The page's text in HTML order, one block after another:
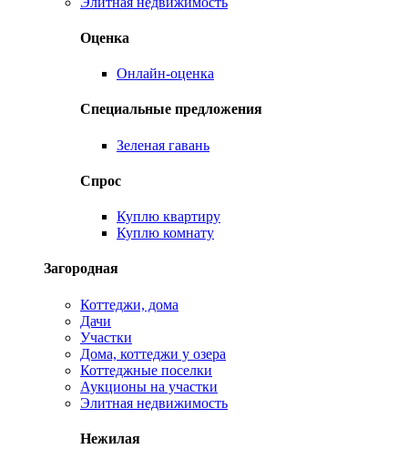
Оценка
Онлайн-оценка
Специальные предложения
Зеленая гавань
Спрос
Куплю квартиру
Куплю комнату
Загородная
Коттеджи, дома
Дачи
Участки
Дома, коттеджи у озера
Коттеджные поселки
Аукционы на участки
Элитная недвижимость
Нежилая